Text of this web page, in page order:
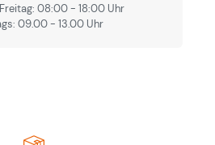
08:00 - 18:00 Uhr
09.00 - 13.00 Uhr